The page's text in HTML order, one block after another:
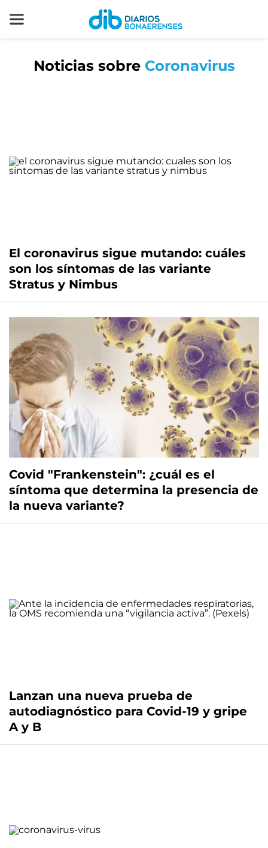
Noticias sobre Coronavirus
El coronavirus sigue mutando: cuáles
son los síntomas de las variante
Stratus y Nimbus
Covid "Frankenstein": ¿cuál es el
síntoma que determina la presencia de
la nueva variante?
Lanzan una nueva prueba de
autodiagnóstico para Covid-19 y gripe
A y B